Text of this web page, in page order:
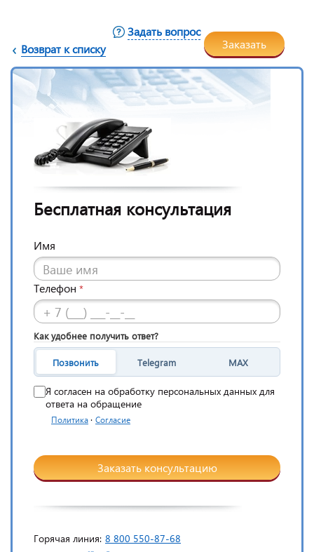
Возврат к списку
Задать вопрос
Заказать
Бесплатная консультация
Имя
Телефон *
Как удобнее получить ответ?
Позвонить Telegram MAX
Я согласен на обработку персональных данных для
ответа на обращение
Политика · Согласие
Заказать консультацию
Горячая линия: 8 800 550-87-68